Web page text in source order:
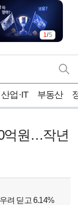
1/5
산업·IT 부동산
억원…작년
려 딛고 6.14%